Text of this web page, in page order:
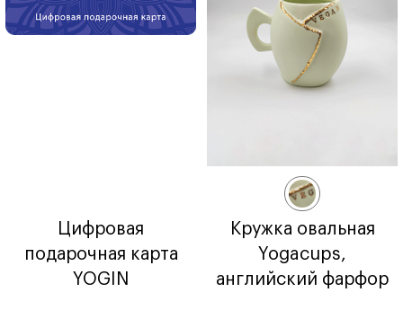
Цифровая
подарочная карта
YOGIN
Кружка овальная
Yogacups,
английский фарфор